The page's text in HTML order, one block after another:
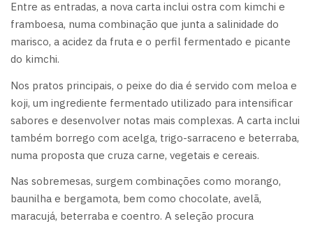
Entre as entradas, a nova carta inclui ostra com kimchi e
framboesa, numa combinação que junta a salinidade do
marisco, a acidez da fruta e o perfil fermentado e picante
do kimchi.
Nos pratos principais, o peixe do dia é servido com meloa e
koji, um ingrediente fermentado utilizado para intensificar
sabores e desenvolver notas mais complexas. A carta inclui
também borrego com acelga, trigo-sarraceno e beterraba,
numa proposta que cruza carne, vegetais e cereais.
Nas sobremesas, surgem combinações como morango,
baunilha e bergamota, bem como chocolate, avelã,
maracujá, beterraba e coentro. A seleção procura